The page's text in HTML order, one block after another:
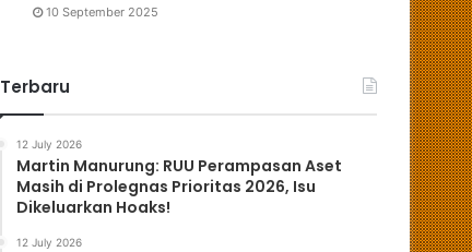
10 September 2025
Terbaru
12 July 2026
Martin Manurung: RUU Perampasan Aset
Masih di Prolegnas Prioritas 2026, Isu
Dikeluarkan Hoaks!
12 July 2026